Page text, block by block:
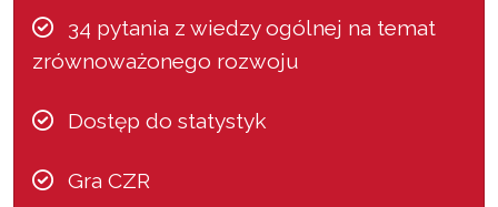
34 pytania z wiedzy ogólnej na temat
zrównoważonego rozwoju
Dostęp do statystyk
Gra CZR